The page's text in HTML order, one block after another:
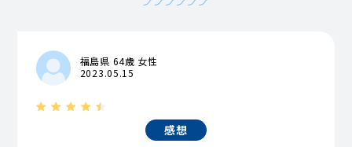
福島県 64歳 女性
2023.05.15
感想